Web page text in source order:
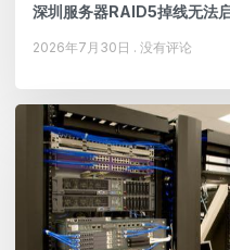
深圳服务器RAID5掉线无法
2026年7月30日 没有评论